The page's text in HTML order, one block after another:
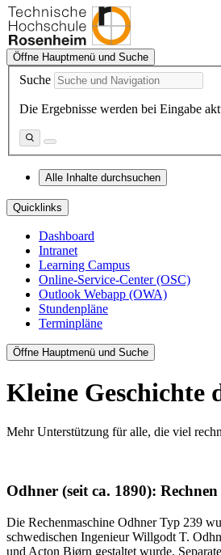
Öffne Hauptmenü und Suche
Suche
Die Ergebnisse werden bei Eingabe
Alle Inhalte durchsuchen
Quicklinks
Dashboard
Intranet
Learning Campus
Online-Service-Center (OSC)
Outlook Webapp (OWA)
Stundenpläne
Terminpläne
Öffne Hauptmenü und Suche
Kleine Geschichte
Mehr Unterstützung für alle, die viel
Odhner (seit ca. 1890):
Die Rechenmaschine Odhner Typ 239
schwedischen Ingenieur Willgodt T.
und Acton Bjørn gestaltet wurde.